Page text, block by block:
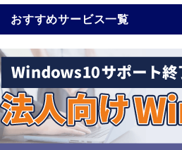
おすすめサービス一覧